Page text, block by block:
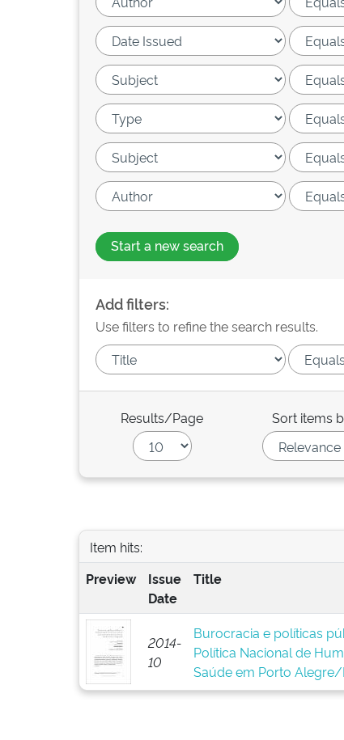
Start a new search
Add filters:
Use filters to refine the search results.
Results/Page Sort items
Item hits:
Preview
Issue
Date
Title
2014-
10
Burocracia e políticas
Política Nacional de
Saúde em Porto Alegre/